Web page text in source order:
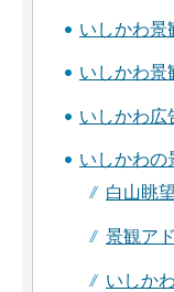
いしかわ景
いしかわ景
いしかわ広
いしかわの
白山眺
景観ア
いしか